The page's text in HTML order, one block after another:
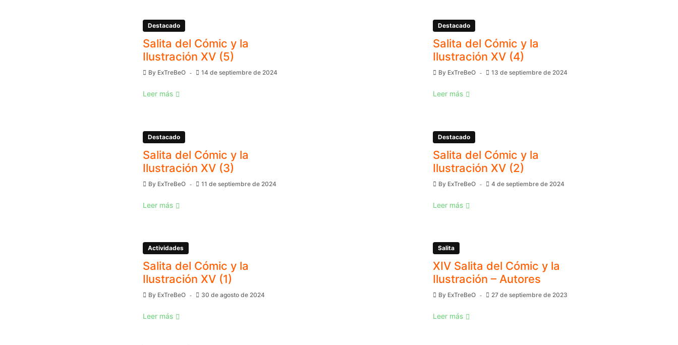
Destacado
Salita del Cómic y la
Ilustración XV (5)
By ExTreBeO 14 de septiembre de 2024
Leer más
Destacado
Salita del Cómic y la
Ilustración XV (4)
By ExTreBeO 13 de septiembre de 2024
Leer más
Destacado
Salita del Cómic y la
Ilustración XV (3)
By ExTreBeO 11 de septiembre de 2024
Leer más
Destacado
Salita del Cómic y la
Ilustración XV (2)
By ExTreBeO 4 de septiembre de 2024
Leer más
Actividades
Salita del Cómic y la
Ilustración XV (1)
By ExTreBeO 30 de agosto de 2024
Leer más
Salita
XIV Salita del Cómic y la
Ilustración – Autores
By ExTreBeO 27 de septiembre de 2023
Leer más